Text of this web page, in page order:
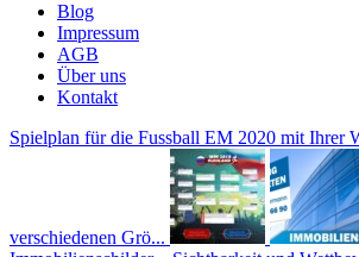
Blog
Impressum
AGB
Über uns
Kontakt
Spielplan für die Fussball EM 2020 mit Ihrer
verschiedenen Grö...